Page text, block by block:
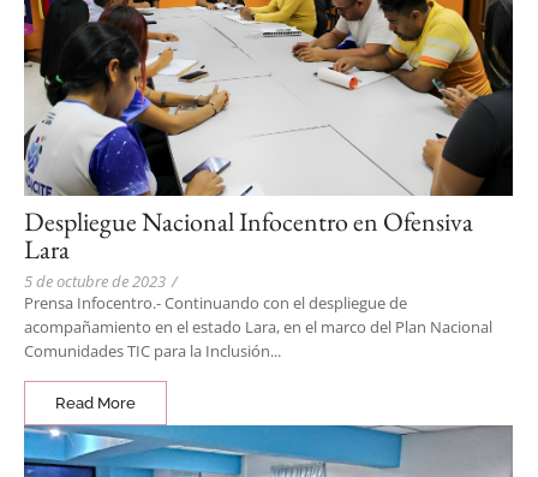
Despliegue Nacional Infocentro en Ofensiva
Lara
5 de octubre de 2023 /
Prensa Infocentro.- Continuando con el despliegue de
acompañamiento en el estado Lara, en el marco del Plan Nacional
Comunidades TIC para la Inclusión...
Read More